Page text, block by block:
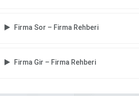
Firma Sor – Firma Rehberi
Firma Gir – Firma Rehberi